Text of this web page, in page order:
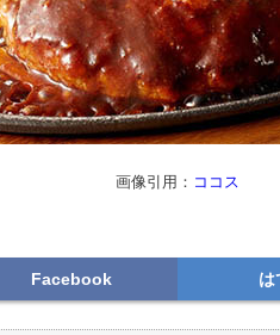
画像引用： ココス
Facebook は